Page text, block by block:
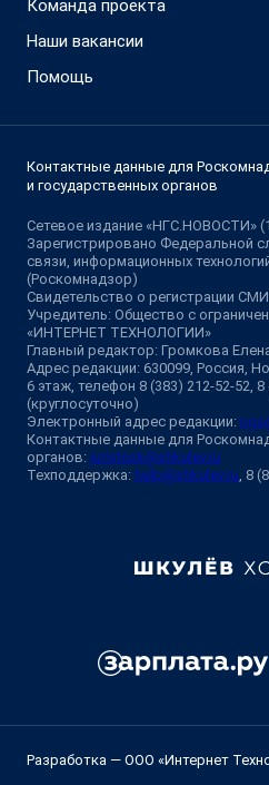
Команда проекта
Наши вакансии
Помощь
Контактные данные для
и государственных органов
Сетевое издание «НГС.НОВОСТИ»
Зарегистрировано Федеральной
связи, информационных
(Роскомнадзор)
Свидетельство о регистрации
Учредитель: Общество с
«ИНТЕРНЕТ ТЕХНОЛОГИИ»
Главный редактор: Громкова
Адрес редакции: 630099, Россия,
6 этаж, телефон 8 (383) 212-52-52, 8
(круглосуточно)
Электронный адрес редакции:
Контактные данные для
органов: juristnsk@shkulev.ru
Техподдержка: help@shkulev.ru, 8
Разработка — ООО «Интернет